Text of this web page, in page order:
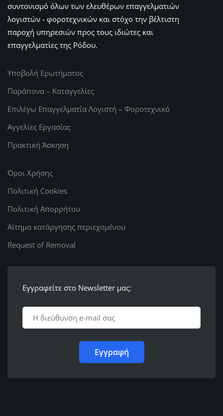
συντονισμό όλων των ελευθέρων επαγγελματιών
λογιστών - φοροτεχνικών και στόχο την βέλτιστη
παροχή υπηρεσιών προς τους ιδιώτες και
επαγγελματίες της Ρόδου.
Υποβολή Ερωτήματος
Παράπονα – Καταγγελίες
Επιλέγω Επαγγελματία Λογιστή – Φοροτεχνικό
Αγγελίες Εργασίας
Πρακτική Άσκηση
Όροι Χρήσης
Πολιτική Cookies
Πολιτική Απορρήτου
Αίτημα κατάργησης περιεχομένου
Request of Removal
Εγγραφείτε στο Newsletter μας: